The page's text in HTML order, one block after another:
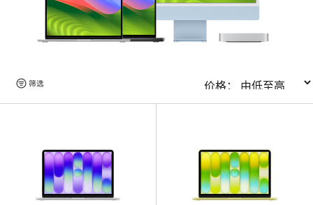
览
筛选